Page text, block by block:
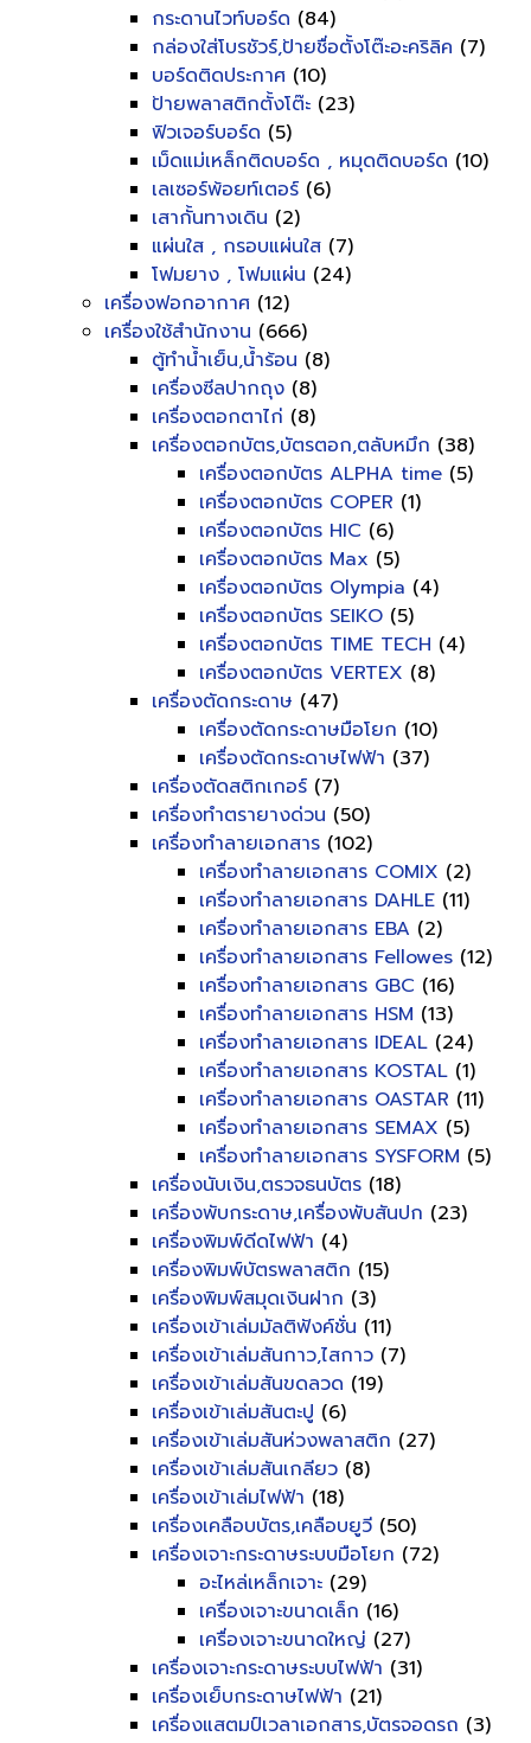
กระดานไวท์บอร์ด (84)
กล่องใส่โบรชัวร์,ป้ายชื่อตั้งโต๊ะอะคริลิค (7)
บอร์ดติดประกาศ (10)
ป้ายพลาสติกตั้งโต๊ะ (23)
ฟิวเจอร์บอร์ด (5)
เม็ดแม่เหล็กติดบอร์ด , หมุดติดบอร์ด (10)
เลเซอร์พ้อยท์เตอร์ (6)
เสากั้นทางเดิน (2)
แผ่นใส , กรอบแผ่นใส (7)
โฟมยาง , โฟมแผ่น (24)
เครื่องฟอกอากาศ (12)
เครื่องใช้สำนักงาน (666)
ตู้ทำน้ำเย็น,น้ำร้อน (8)
เครื่องซีลปากถุง (8)
เครื่องตอกตาไก่ (8)
เครื่องตอกบัตร,บัตรตอก,ตลับหมึก (38)
เครื่องตอกบัตร ALPHA time (5)
เครื่องตอกบัตร COPER (1)
เครื่องตอกบัตร HIC (6)
เครื่องตอกบัตร Max (5)
เครื่องตอกบัตร Olympia (4)
เครื่องตอกบัตร SEIKO (5)
เครื่องตอกบัตร TIME TECH (4)
เครื่องตอกบัตร VERTEX (8)
เครื่องตัดกระดาษ (47)
เครื่องตัดกระดาษมือโยก (10)
เครื่องตัดกระดาษไฟฟ้า (37)
เครื่องตัดสติกเกอร์ (7)
เครื่องทำตรายางด่วน (50)
เครื่องทำลายเอกสาร (102)
เครื่องทำลายเอกสาร COMIX (2)
เครื่องทำลายเอกสาร DAHLE (11)
เครื่องทำลายเอกสาร EBA (2)
เครื่องทำลายเอกสาร Fellowes (12)
เครื่องทำลายเอกสาร GBC (16)
เครื่องทำลายเอกสาร HSM (13)
เครื่องทำลายเอกสาร IDEAL (24)
เครื่องทำลายเอกสาร KOSTAL (1)
เครื่องทำลายเอกสาร OASTAR (11)
เครื่องทำลายเอกสาร SEMAX (5)
เครื่องทำลายเอกสาร SYSFORM (5)
เครื่องนับเงิน,ตรวจธนบัตร (18)
เครื่องพับกระดาษ,เครื่องพับสันปก (23)
เครื่องพิมพ์ดีดไฟฟ้า (4)
เครื่องพิมพ์บัตรพลาสติก (15)
เครื่องพิมพ์สมุดเงินฝาก (3)
เครื่องเข้าเล่มมัลติฟังค์ชั่น (11)
เครื่องเข้าเล่มสันกาว,ไสกาว (7)
เครื่องเข้าเล่มสันขดลวด (19)
เครื่องเข้าเล่มสันตะปู (6)
เครื่องเข้าเล่มสันห่วงพลาสติก (27)
เครื่องเข้าเล่มสันเกลียว (8)
เครื่องเข้าเล่มไฟฟ้า (18)
เครื่องเคลือบบัตร,เคลือบยูวี (50)
เครื่องเจาะกระดาษระบบมือโยก (72)
อะไหล่เหล็กเจาะ (29)
เครื่องเจาะขนาดเล็ก (16)
เครื่องเจาะขนาดใหญ่ (27)
เครื่องเจาะกระดาษระบบไฟฟ้า (31)
เครื่องเย็บกระดาษไฟฟ้า (21)
เครื่องแสตมป์เวลาเอกสาร,บัตรจอดรถ (3)